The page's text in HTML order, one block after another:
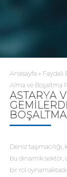
Anasayfa » Faydalı
Alma ve Boşaltma
ASTARYA
Deniz
bu dinamik sektör,
bir rol